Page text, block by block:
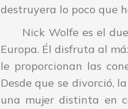
destruyera lo poco que
Nick Wolfe es el
Europa. Él disfruta al
le proporcionan las
Desde que se divorció,
una mujer distinta en